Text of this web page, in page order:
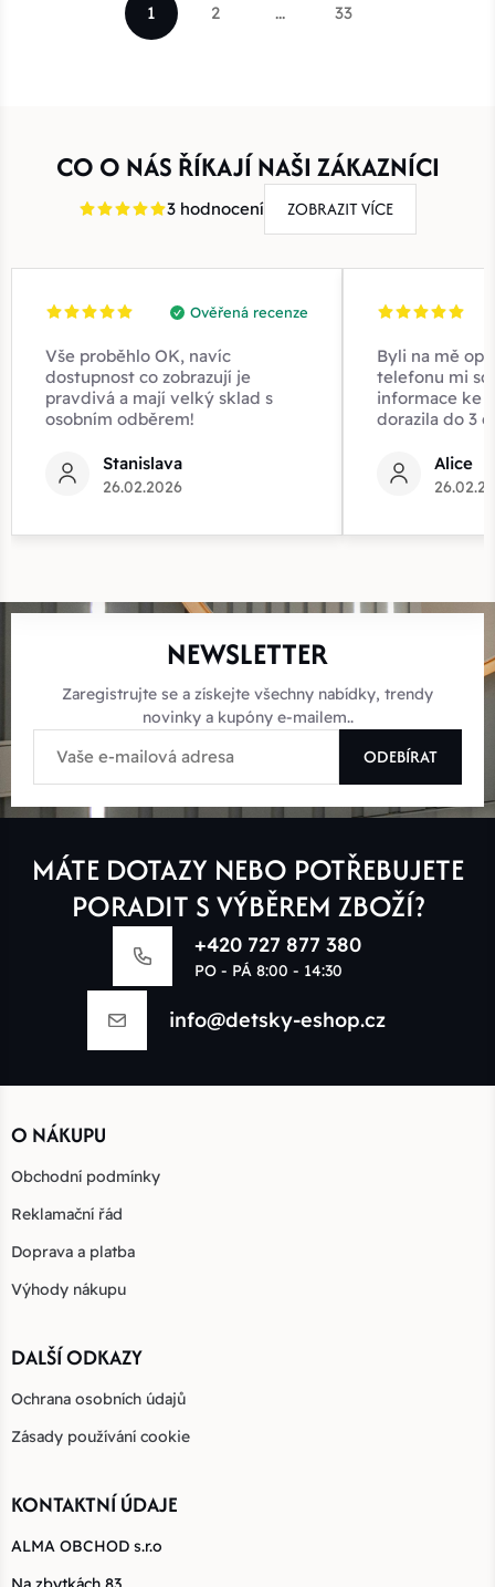
1 2 ... 33
CO O NÁS ŘÍKAJÍ NAŠI ZÁKAZNÍCI
3 hodnocení ZOBRAZIT VÍCE
Ověřená recenze
Vše proběhlo OK, navíc
dostupnost co zobrazují je
pravdivá a mají velký sklad s
osobním odběrem!
Stanislava
26.02.2026
Byli na mě
telefonu mi
informace ke
dorazila do 3
Alice
NEWSLETTER
Zaregistrujte se a získejte všechny nabídky, trendy
novinky a kupóny e-mailem..
ODEBÍRAT
MÁTE DOTAZY NEBO POTŘEBUJETE
PORADIT S VÝBĚREM ZBOŽÍ?
+420 727 877 380
PO - PÁ 8:00 - 14:30
info@detsky-eshop.cz
O NÁKUPU
Obchodní podmínky
Reklamační řád
Doprava a platba
Výhody nákupu
DALŠÍ ODKAZY
Ochrana osobních údajů
Zásady používání cookie
KONTAKTNÍ ÚDAJE
ALMA OBCHOD s.r.o